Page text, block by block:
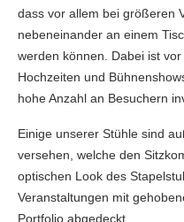
dass vor allem bei größeren
nebeneinander an einem
werden können. Dabei ist
Hochzeiten und
hohe Anzahl an Besuchern
Einige unserer Stühle sind
versehen, welche den
optischen Look des
Veranstaltungen mit
Portfolio abgedeckt.